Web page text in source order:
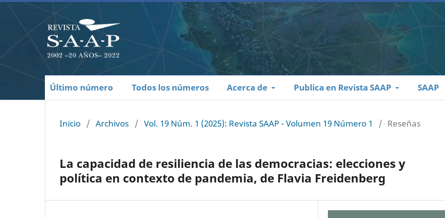
Último número Todos los números Acerca de Publica en Revista SAAP SAAP
Inicio / Archivos / Vol. 19 Núm. 1 (2025): Revista SAAP - Volumen 19 Número 1 / Reseñas
La capacidad de resiliencia de las democracias: elecciones y
política en contexto de pandemia, de Flavia Freidenberg